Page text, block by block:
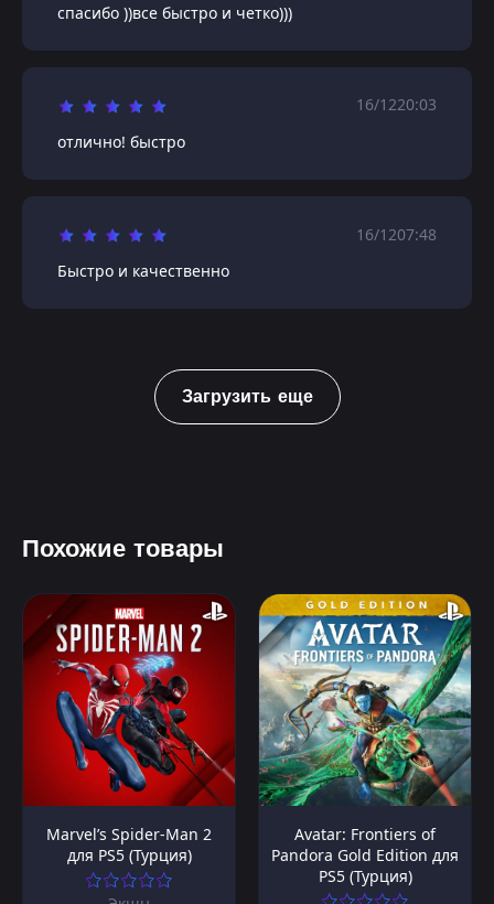
спасибо ))все быстро и четко)))
16/1220:03
отлично! быстро
16/1207:48
Быстро и качественно
Загрузить еще
Похожие товары
Marvel’s Spider-Man 2
для PS5 (Турция)
Avatar: Frontiers of
Pandora Gold Edition для
PS5 (Турция)